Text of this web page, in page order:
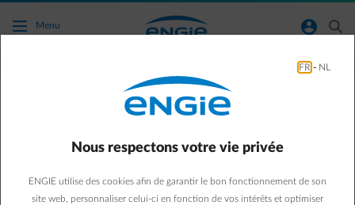
Accéder au contenu principal
Menu normal-account-circle search
mobilite
Rechargez votre voiture à
domicile au meilleur prix
FR - NL
Nous respectons votre vie privée
ENGIE utilise des cookies afin de garantir le bon fonctionnement de son
site web, personnaliser celui-ci en fonction de vos intérêts et optimiser